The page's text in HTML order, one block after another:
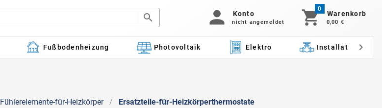
Konto
nicht angemeldet
0
Warenkorb
0,00 €
Fußbodenheizung Photovoltaik Elektro Installation
Fühlerelemente-für-Heizkörper / Ersatzteile-für-Heizkörperthermostate